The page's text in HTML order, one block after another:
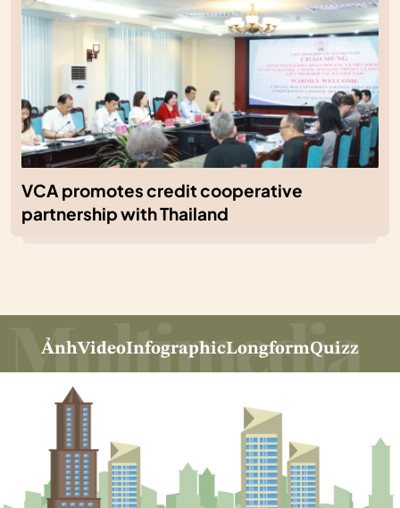
VCA promotes credit cooperative
partnership with Thailand
ẢnhVideoInfographicLongformQuizz